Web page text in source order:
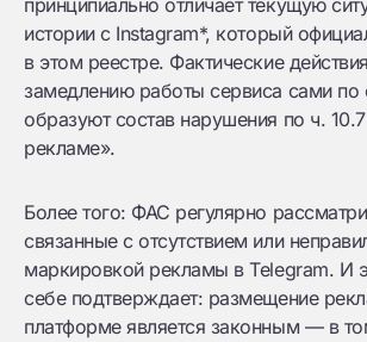
принципиально отличает текущую
истории с Instagram*, который
в этом реестре. Фактические
замедлению работы сервиса сами по
образуют состав нарушения по ч.
рекламе».
Более того: ФАС регулярно
связанные с отсутствием или
маркировкой рекламы в Telegram. И
себе подтверждает: размещение
платформе является законным — в